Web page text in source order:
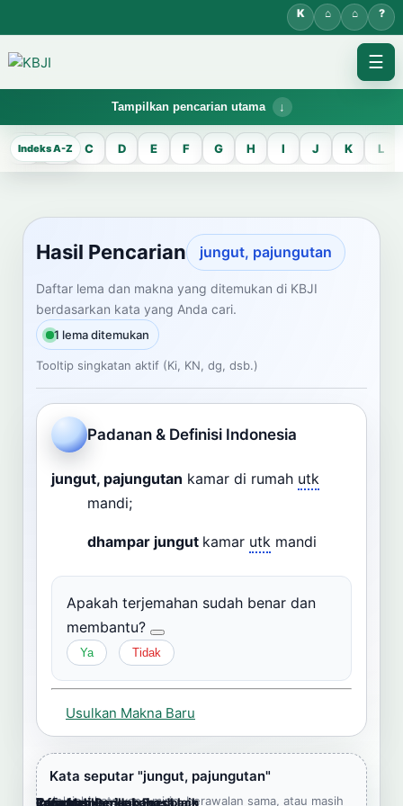
☰
Tampilkan pencarian utama
KBJI WORKSPACE
Hasil Pencarian
Temukan lema Jawa dan maknanya dalam bahasa Indonesia saat
mengelola data Kamus Bahasa Jawa-Indonesia.
CARI LEMA JAWA
Masukkan kata Jawa
Dashboard Pencarian
A B C D E F G H I J K L
Hasil Pencarian jungut, pajungutan
Daftar lema dan makna yang ditemukan di KBJI
berdasarkan kata yang Anda cari.
1 lema ditemukan
Tooltip singkatan aktif (Ki, KN, dg, dsb.)
Padanan & Definisi Indonesia
jungut, pajungutan kamar di rumah utk
mandi;
dhampar jungut kamar utk mandi
Apakah terjemahan sudah benar dan
membantu?
Ya Tidak
Usulkan Makna Baru
Cara Memberikan Feedback
Lampiran
Referensi Pendukung
Informasi
Terjemahkan ke bahasa lain
Kata seputar "jungut, pajungutan"
Jelajahi kata yang mirip, berawalan sama, atau masih